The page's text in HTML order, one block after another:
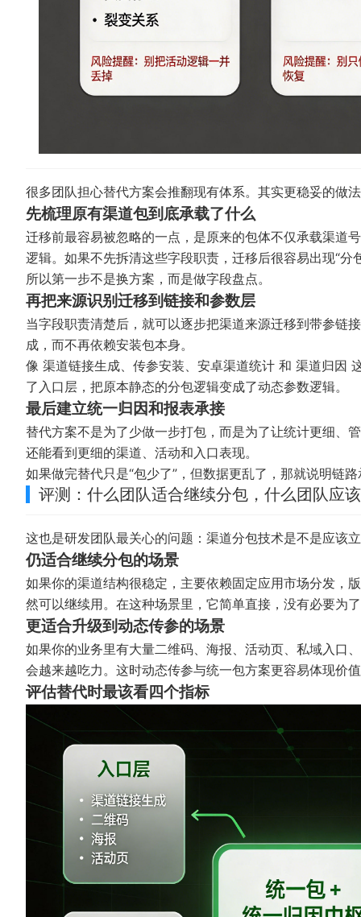
很多团队担心替代方案会推翻现有体系。其实更稳妥的做
先梳理原有渠道包到底承载了什么
迁移前最容易被忽略的一点，是原来的包体不仅承载渠道
逻辑。如果不先拆清这些字段职责，迁移后很容易出现“分
所以第一步不是换方案，而是做字段盘点。
再把来源识别迁移到链接和参数层
当字段职责清楚后，就可以逐步把渠道来源迁移到带参链
成，而不再依赖安装包本身。
像 渠道链接生成、 传参安装、 安卓渠道统计 和 渠道归因
了入口层，把原本静态的分包逻辑变成了动态参数逻辑。
最后建立统一归因和报表承接
替代方案不是为了少做一步打包，而是为了让统计更细、
还能看到更细的渠道、活动和入口表现。
如果做完替代只是“包少了”，但数据更乱了，那就说明链
评测：什么团队适合继续分包，什么团队应
这也是研发团队最关心的问题：渠道分包技术是不是应该
仍适合继续分包的场景
如果你的渠道结构很稳定，主要依赖固定应用市场分发，
然可以继续用。在这种场景里，它简单直接，没有必要为
更适合升级到动态传参的场景
如果你的业务里有大量二维码、海报、活动页、私域入口
会越来越吃力。这时动态传参与统一包方案更容易体现价
评估替代时最该看四个指标